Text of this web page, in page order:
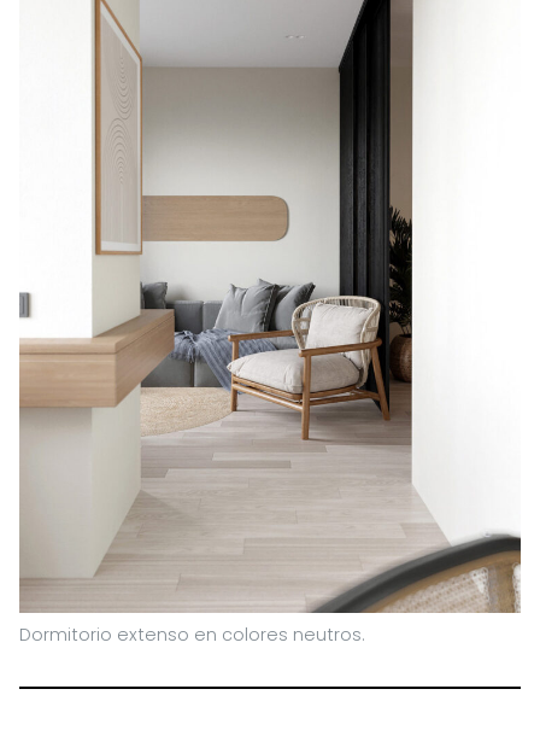
Dormitorio extenso en colores neutros.